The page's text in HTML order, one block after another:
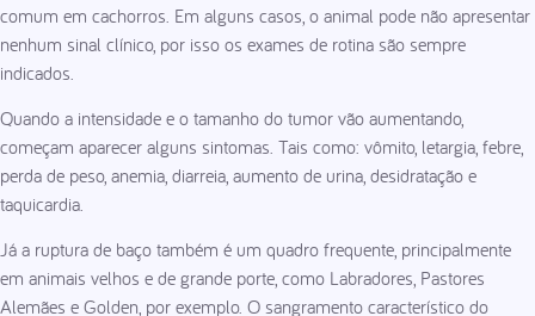
comum em cachorros. Em alguns casos, o animal pode não apresentar
nenhum sinal clínico, por isso os exames de rotina são sempre
indicados.
Quando a intensidade e o tamanho do tumor vão aumentando,
começam aparecer alguns sintomas. Tais como: vômito, letargia, febre,
perda de peso, anemia, diarreia, aumento de urina, desidratação e
taquicardia.
Já a ruptura de baço também é um quadro frequente, principalmente
em animais velhos e de grande porte, como Labradores, Pastores
Alemães e Golden, por exemplo. O sangramento característico do